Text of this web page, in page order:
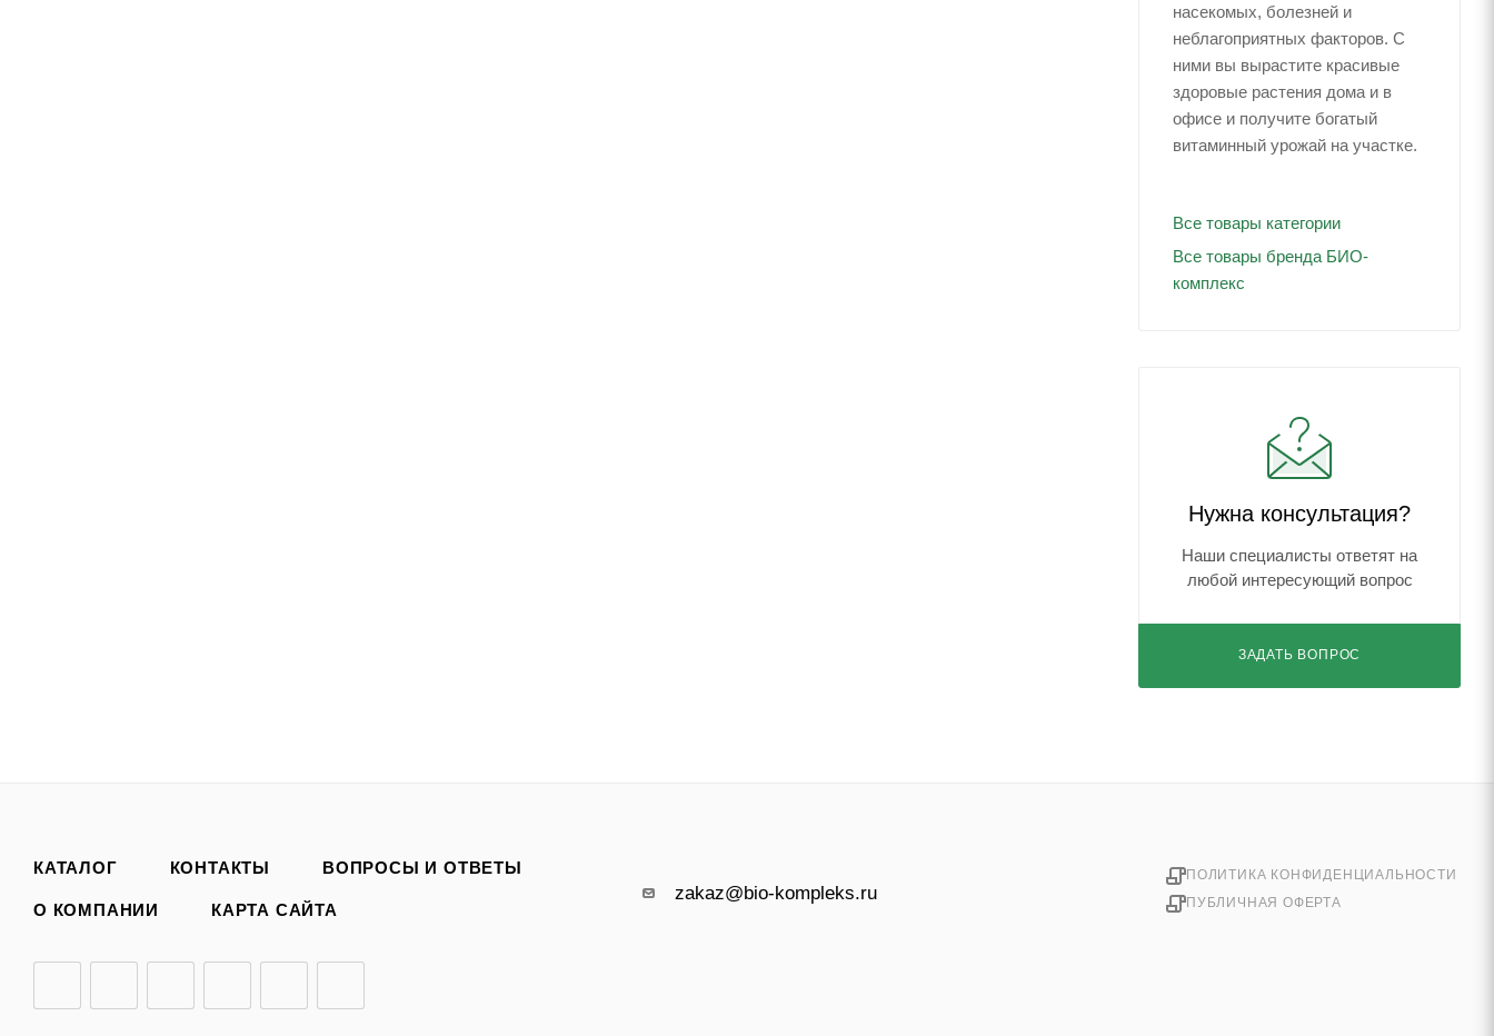
насекомых, болезней и
неблагоприятных факторов. С
ними вы вырастите красивые
здоровые растения дома и в
офисе и получите богатый
витаминный урожай на участке.
Все товары категории
Все товары бренда БИО-
комплекс
Нужна консультация?
Наши специалисты ответят на
любой интересующий вопрос
ЗАДАТЬ ВОПРОС
КАТАЛОГ КОНТАКТЫ ВОПРОСЫ И ОТВЕТЫ
О КОМПАНИИ КАРТА САЙТА
zakaz@bio-kompleks.ru
ПОЛИТИКА КОНФИДЕНЦИАЛЬНОСТИ
ПУБЛИЧНАЯ ОФЕРТА